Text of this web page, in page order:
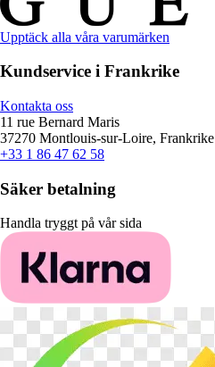
Upptäck alla våra varumärken
Kundservice i Frankrike
Kontakta oss
11 rue Bernard Maris
37270 Montlouis-sur-Loire, Frankrike
+33 1 86 47 62 58
Säker betalning
Handla tryggt på vår sida